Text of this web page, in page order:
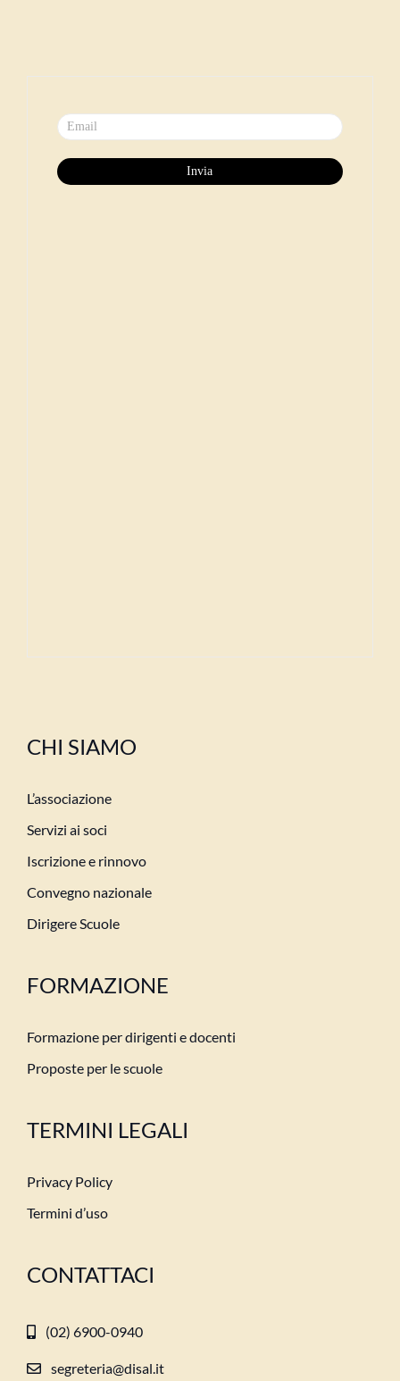
CHI SIAMO
L’associazione
Servizi ai soci
Iscrizione e rinnovo
Convegno nazionale
Dirigere Scuole
FORMAZIONE
Formazione per dirigenti e docenti
Proposte per le scuole
TERMINI LEGALI
Privacy Policy
Termini d’uso
CONTATTACI
(02) 6900-0940
segreteria@disal.it